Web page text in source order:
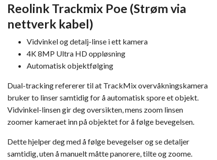
Reolink Trackmix Poe (Strøm via
nettverk kabel)
Vidvinkel og detalj-linse i ett kamera
4K 8MP Ultra HD oppløsning
Automatisk objektfølging
Dual-tracking refererer til at TrackMix overvåkningskamera
bruker to linser samtidig for å automatisk spore et objekt.
Vidvinkel-linsen gir deg oversikten, mens zoom linsen
zoomer kameraet inn på objektet for å følge bevegelsen.
Dette hjelper deg med å følge bevegelser og se detaljer
samtidig, uten å manuelt måtte panorere, tilte og zoome.